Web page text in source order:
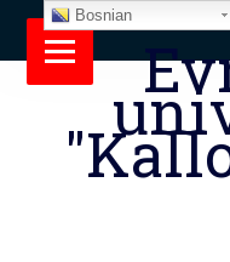
Bosnian